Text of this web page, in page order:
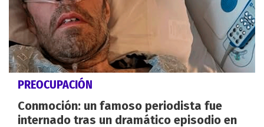
PREOCUPACIÓN
Conmoción: un famoso periodista fue
internado tras un dramático episodio en